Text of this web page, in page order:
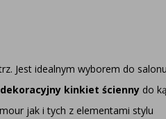
Jest idealnym wyborem do
dekoracyjny kinkiet ścienny do
jak i tych z elementami stylu